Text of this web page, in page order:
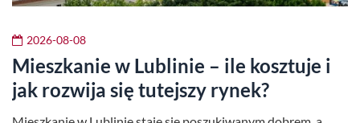
2026-08-08
Mieszkanie w Lublinie – ile kosztuje i
jak rozwija się tutejszy rynek?